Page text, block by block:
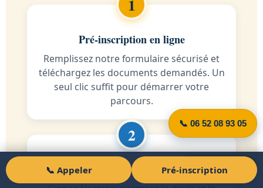
Pré-inscription en ligne
Remplissez notre formulaire sécurisé et
téléchargez les documents demandés. Un
seul clic suffit pour démarrer votre
parcours.
Signature électronique
📞 06 52 08 93 05
Pré-inscription
📞 Appeler Pré-inscription